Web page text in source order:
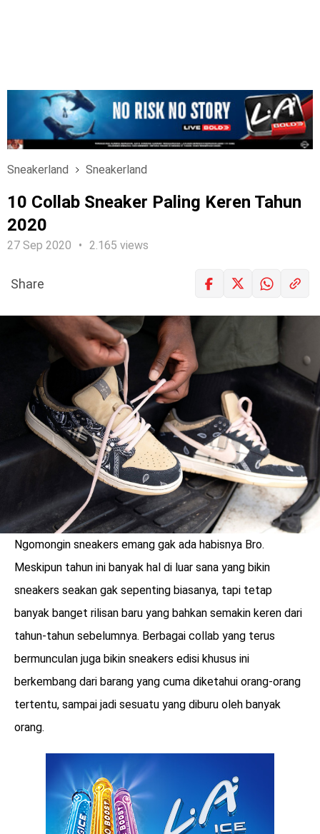
Sneakerland Sneakerland
10 Collab Sneaker Paling Keren Tahun
2020
27 Sep 2020 2.165 views
benefit
LOGIN
Share
Ngomongin sneakers emang gak ada habisnya Bro.
Meskipun tahun ini banyak hal di luar sana yang bikin
sneakers seakan gak sepenting biasanya, tapi tetap
banyak banget rilisan baru yang bahkan semakin keren dari
tahun-tahun sebelumnya. Berbagai collab yang terus
bermunculan juga bikin sneakers edisi khusus ini
berkembang dari barang yang cuma diketahui orang-orang
tertentu, sampai jadi sesuatu yang diburu oleh banyak
orang.